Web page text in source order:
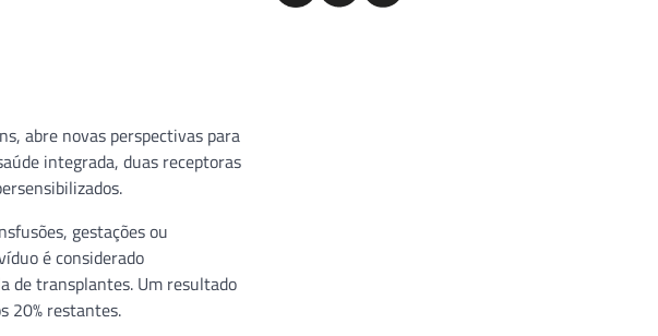
abre novas perspectivas para
integrada, duas receptoras
gestações ou
é considerado
de transplantes. Um resultado
20% restantes.